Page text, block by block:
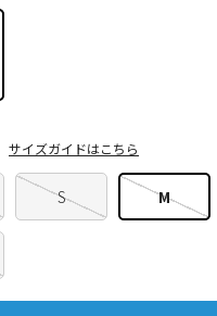
S M
サイズガイドはこちら